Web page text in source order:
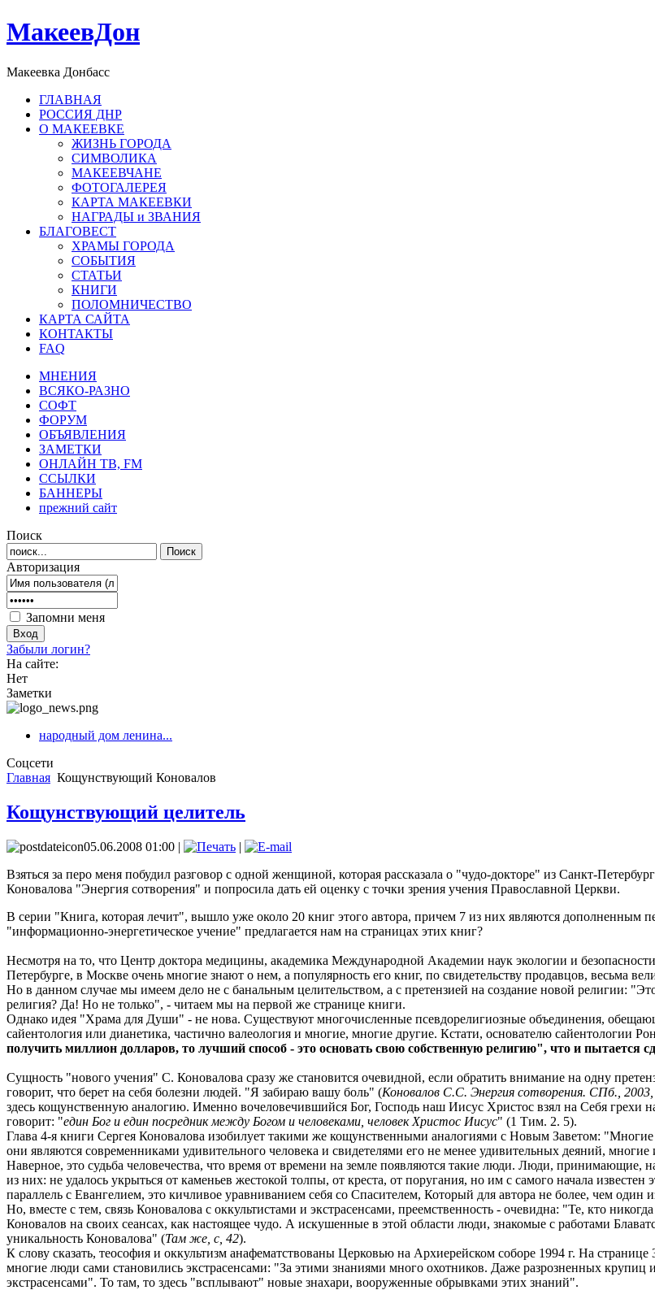
МакеевДон
Макеевка Донбасс
ГЛАВНАЯ
РОССИЯ ДНР
О МАКЕЕВКЕ
ЖИЗНЬ ГОРОДА
СИМВОЛИКА
МАКЕЕВЧАНЕ
ФОТОГАЛЕРЕЯ
КАРТА МАКЕЕВКИ
НАГРАДЫ и ЗВАНИЯ
БЛАГОВЕСТ
ХРАМЫ ГОРОДА
СОБЫТИЯ
СТАТЬИ
КНИГИ
ПОЛОМНИЧЕСТВО
КАРТА САЙТА
КОНТАКТЫ
FAQ
МНЕНИЯ
ВСЯКО-РАЗНО
СОФТ
ФОРУМ
ОБЪЯВЛЕНИЯ
ЗАМЕТКИ
ОНЛАЙН ТВ, FM
ССЫЛКИ
БАННЕРЫ
прежний сайт
Поиск
Авторизация
Запомни меня
Забыли логин?
На сайте:
Нет
Заметки
народный дом ленина...
Соцсети
Главная Кощунствующий Коновалов
Кощунствующий целитель
05.06.2008 01:00 |
|
Взяться за перо меня побудил разговор с одной женщиной, которая рассказала о "чудо-докторе" из Санкт-
Коновалова "Энергия сотворения" и попросила дать ей оценку с точки зрения учения Православной Церкви.
В серии "Книга, которая лечит", вышло уже около 20 книг этого автора, причем 7 из них являются дополненным
"информационно-энергетическое учение" предлагается нам на страницах этих книг?
Несмотря на то, что Центр доктора медицины, академика Международной Академии наук экологии и
Петербурге, в Москве очень многие знают о нем, а популярность его книг, по свидетельству продавцов, весьма
Но в данном случае мы имеем дело не с банальным целительством, а с претензией на создание новой религии:
религия? Да! Но не только", - читаем мы на первой же странице книги.
Однако идея "Храма для Души" - не нова. Существуют многочисленные псевдорелигиозные объединения,
сайентология или дианетика, частично валеология и многие, многие другие. Кстати, основателю сайентологии
получить миллион долларов, то лучший способ - это основать свою собственную религию", что и пытается
Сущность "нового учения" С. Коновалова сразу же становится очевидной, если обратить внимание на одну
говорит, что берет на себя болезни людей. "Я забираю вашу боль" (Коновалов С.С. Энергия сотворения. СПб., 2003,
здесь кощунственную аналогию. Именно вочеловечившийся Бог, Господь наш Иисус Христос взял на Себя
говорит: "един Бог и един посредник между Богом и человеками, человек Христос Иисус" (1 Тим. 2. 5).
Глава 4-я книги Сергея Коновалова изобилует такими же кощунственными аналогиями с Новым Заветом:
они являются современниками удивительного человека и свидетелями его не менее удивительных деяний,
Наверное, это судьба человечества, что время от времени на земле появляются такие люди. Люди,
из них: не удалось укрыться от каменьев жестокой толпы, от креста, от поругания, но им с самого начала известен
параллель с Евангелием, это кичливое уравниванием себя со Спасителем, Который для автора не более, чем
Но, вместе с тем, связь Коновалова с оккультистами и экстрасенсами, преемственность - очевидна: "Те, кто
Коновалов на своих сеансах, как настоящее чудо. А искушенные в этой области люди, знакомые с работами
уникальность Коновалова" (Там же, с, 42).
К слову сказать, теософия и оккультизм анафематствованы Церковью на Архиерейском соборе 1994 г. На
многие люди сами становились экстрасенсами: "За этими знаниями много охотников. Даже разрозненных крупиц
экстрасенсами". То там, то здесь "всплывают" новые знахари, вооруженные обрывками этих знаний".